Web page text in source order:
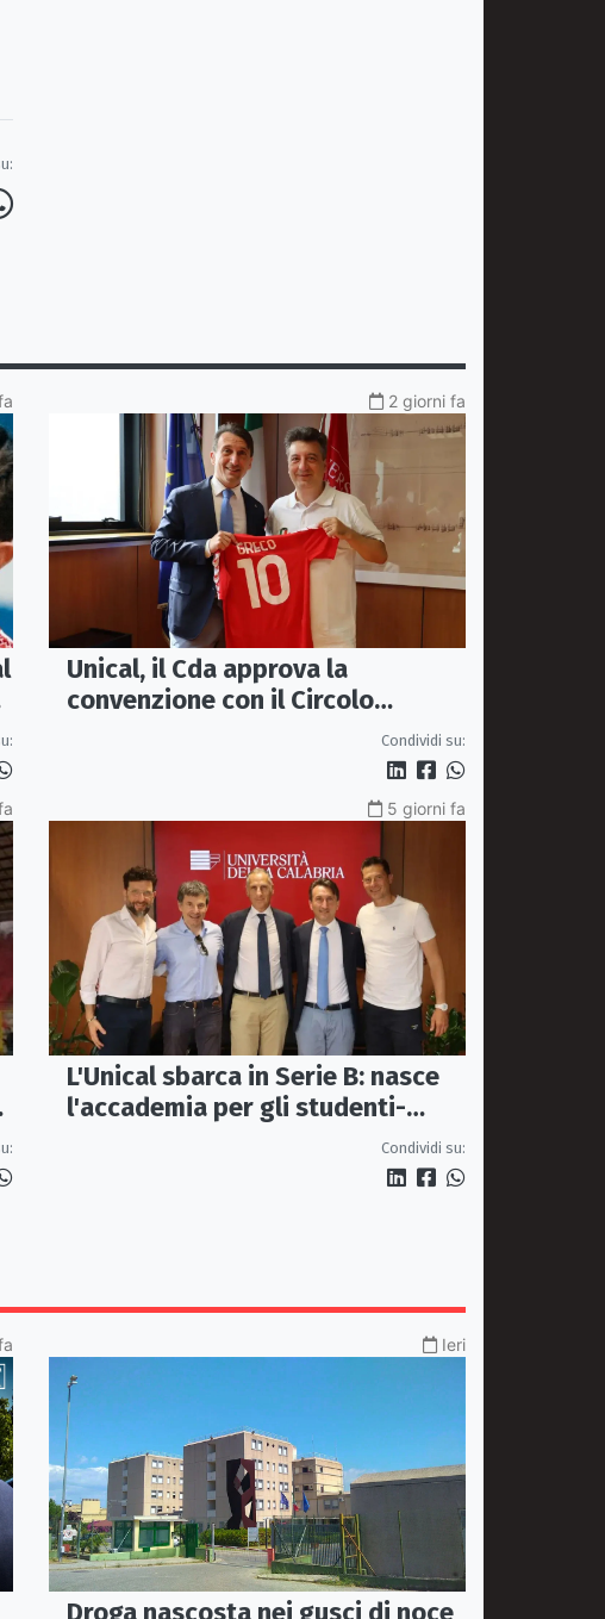
2 giorni fa
Unical, il Cda approva la
convenzione con il Circolo
Condividi su:
5 giorni fa
L'Unical sbarca in Serie B: nasce
l'accademia per gli studenti-
Condividi su:
Ieri
Droga nascosta nei gusci di noce